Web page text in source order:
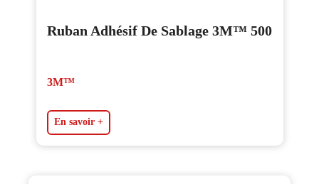
Ruban Adhésif De Sablage 3M™ 500
3M™
En savoir +